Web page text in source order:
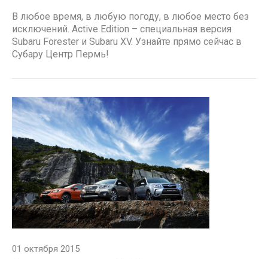
В любое время, в любую погоду, в любое место без
исключений. Active Edition – специальная версия
Subaru Forester и Subaru XV. Узнайте прямо сейчас в
Субару Центр Пермь!
01 октября 2015